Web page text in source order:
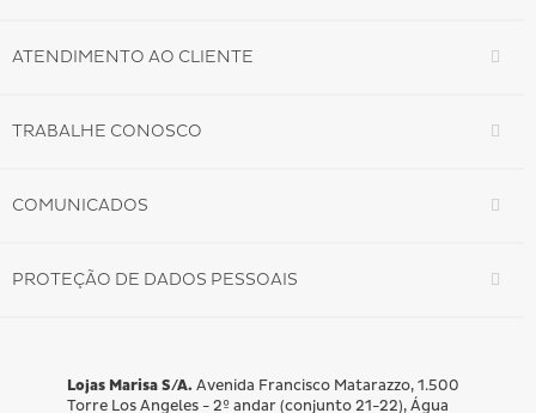
ATENDIMENTO AO CLIENTE
TRABALHE CONOSCO
COMUNICADOS
PROTEÇÃO DE DADOS PESSOAIS
Lojas Marisa S/A. Avenida Francisco Matarazzo, 1.500
Torre Los Angeles - 2º andar (conjunto 21-22), Água